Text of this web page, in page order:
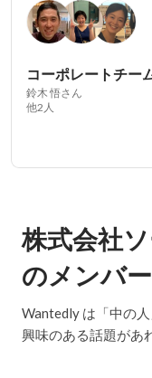
コーポレートチー
鈴木 悟さん
他2人
株式会社
のメンバ
Wantedly は「中の人
興味のある話題があ